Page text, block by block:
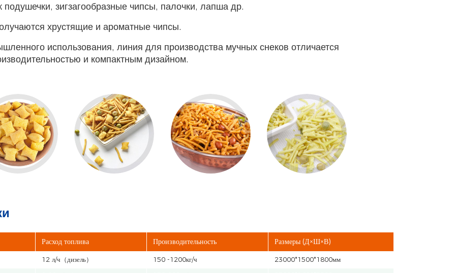
зигзагообразные чипсы, палочки, лапша др.
хрустящие и ароматные чипсы.
использования, линия для производства мучных снеков отличается
и компактным дизайном.
Расход топлива Производительность Размеры (Д×Ш×В)
12 л/ч（дизель） 150 -1200кг/ч 23000*1500*1800мм